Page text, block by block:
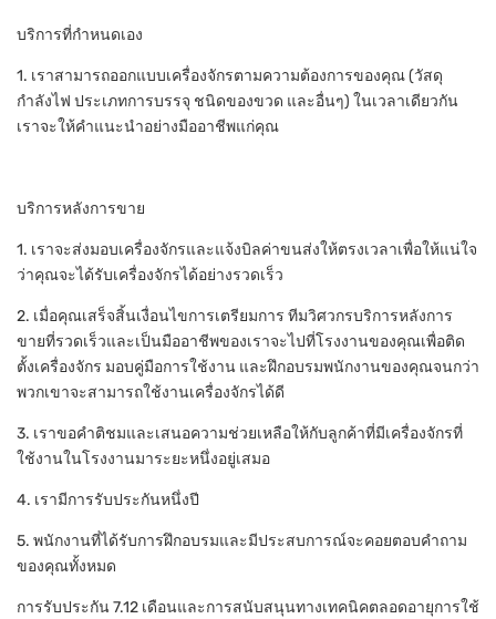
บริการที่กำหนดเอง
1. เราสามารถออกแบบเครื่องจักรตามความต้องการของคุณ (วัสดุ
กำลังไฟ ประเภทการบรรจุ ชนิดของขวด และอื่นๆ) ในเวลาเดียวกัน
เราจะให้คำแนะนำอย่างมืออาชีพแก่คุณ
บริการหลังการขาย
1. เราจะส่งมอบเครื่องจักรและแจ้งบิลค่าขนส่งให้ตรงเวลาเพื่อให้แน่ใจ
ว่าคุณจะได้รับเครื่องจักรได้อย่างรวดเร็ว
2. เมื่อคุณเสร็จสิ้นเงื่อนไขการเตรียมการ ทีมวิศวกรบริการหลังการ
ขายที่รวดเร็วและเป็นมืออาชีพของเราจะไปที่โรงงานของคุณเพื่อติด
ตั้งเครื่องจักร มอบคู่มือการใช้งาน และฝึกอบรมพนักงานของคุณจนกว่า
พวกเขาจะสามารถใช้งานเครื่องจักรได้ดี
3. เราขอคำติชมและเสนอความช่วยเหลือให้กับลูกค้าที่มีเครื่องจักรที่
ใช้งานในโรงงานมาระยะหนึ่งอยู่เสมอ
4. เรามีการรับประกันหนึ่งปี
5. พนักงานที่ได้รับการฝึกอบรมและมีประสบการณ์จะคอยตอบคำถาม
ของคุณทั้งหมด
การรับประกัน 7.12 เดือนและการสนับสนุนทางเทคนิคตลอดอายุการใช้